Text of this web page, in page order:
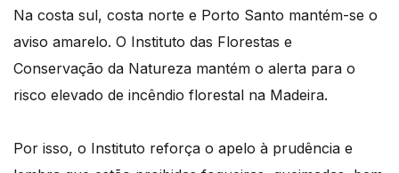
Na costa sul, costa norte e Porto Santo mantém-se o
aviso amarelo. O Instituto das Florestas e
Conservação da Natureza mantém o alerta para o
risco elevado de incêndio florestal na Madeira.
Por isso, o Instituto reforça o apelo à prudência e